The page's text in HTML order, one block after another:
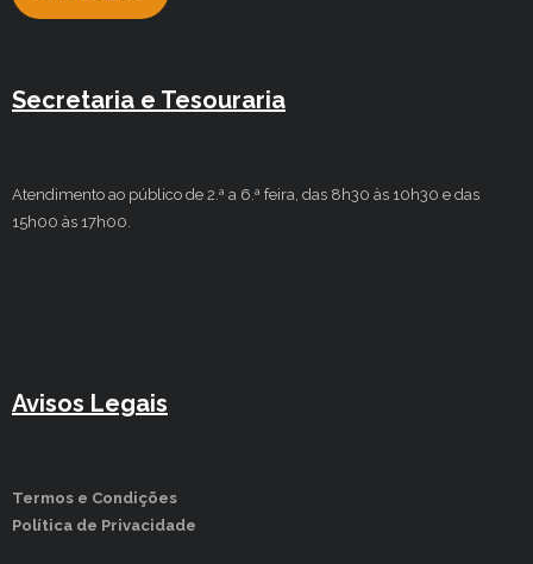
Secretaria e Tesouraria
Atendimento ao público de 2.ª a 6.ª feira, das 8h30 às 10h30 e das
15h00 às 17h00.
Avisos Legais
Termos e Condições
Política de Privacidade